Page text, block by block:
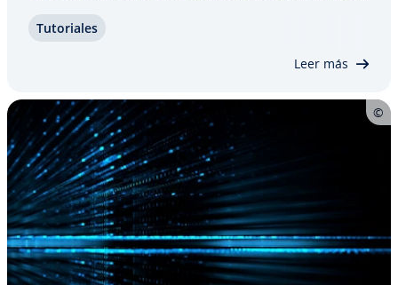
manera in­di­vi­dual y el hecho de trabajar desde
Tu­to­ria­les
Leer más